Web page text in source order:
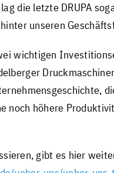
die letzte DRUPA
unseren
wichtigen
noch höhere
gibt es hier